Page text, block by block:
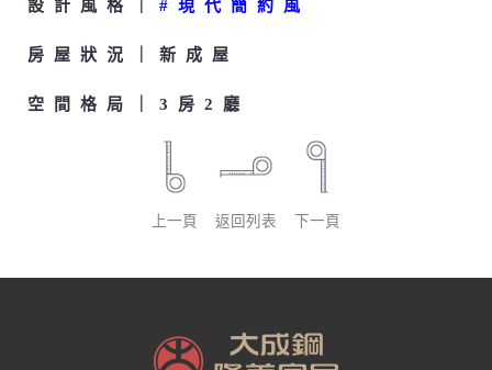
設計風格 #現代簡約風
房屋狀況 新成屋
空間格局 3房2廳
上一頁 返回列表 下一頁